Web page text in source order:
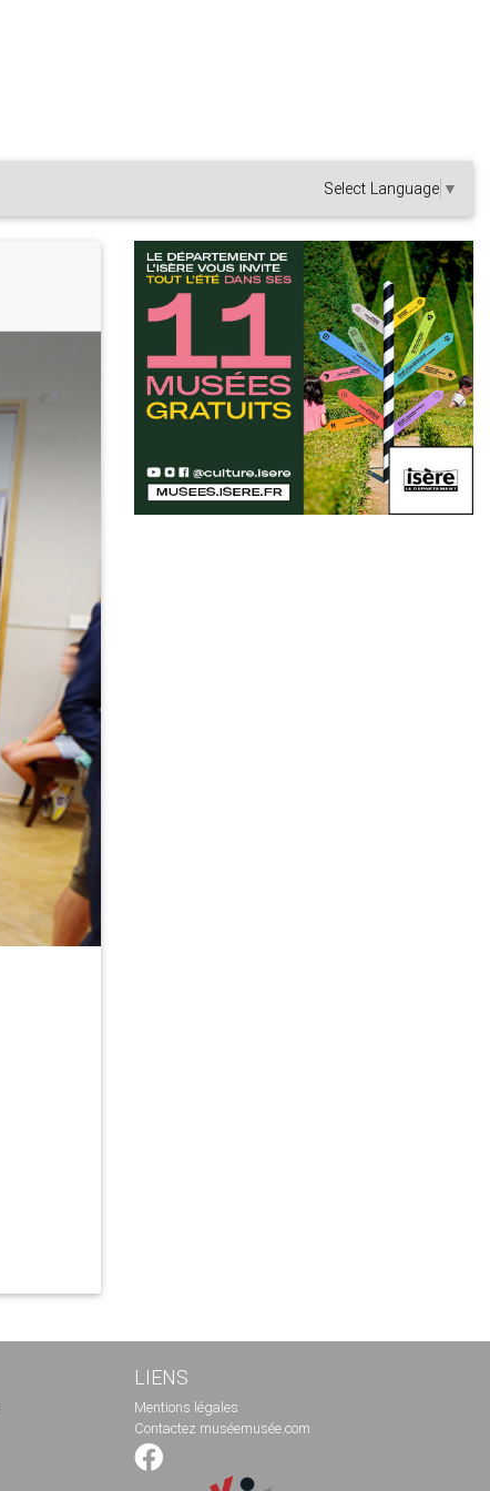
Select Language ▼
LIENS
Mentions légales
Contactez muséemusée.com